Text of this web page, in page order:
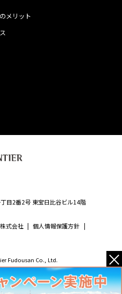
メリット
式会社 | 個人情報保護方針 |
目2番2号 東宝日比谷ビル14階
Fudousan Co., Ltd. ×